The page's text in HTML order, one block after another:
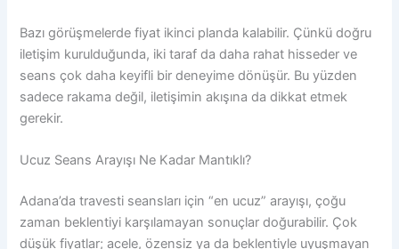
Bazı görüşmelerde fiyat ikinci planda kalabilir. Çünkü doğru
iletişim kurulduğunda, iki taraf da daha rahat hisseder ve
seans çok daha keyifli bir deneyime dönüşür. Bu yüzden
sadece rakama değil, iletişimin akışına da dikkat etmek
gerekir.
Ucuz Seans Arayışı Ne Kadar Mantıklı?
Adana’da travesti seansları için “en ucuz” arayışı, çoğu
zaman beklentiyi karşılamayan sonuçlar doğurabilir. Çok
düşük fiyatlar; acele, özensiz ya da beklentiyle uyuşmayan